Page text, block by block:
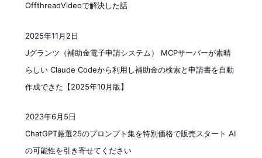
OffthreadVideoで解決した話
Jグランツ（補助金電子申請システム） MCPサーバーが素晴
らしい Claude Codeから利用し補助金の検索と申請書を自動
作成できた【2025年10月版】
2025年11月2日
ChatGPT厳選25のプロンプト集を特別価格で販売スタート AI
の可能性を引き寄せてください
2023年6月5日